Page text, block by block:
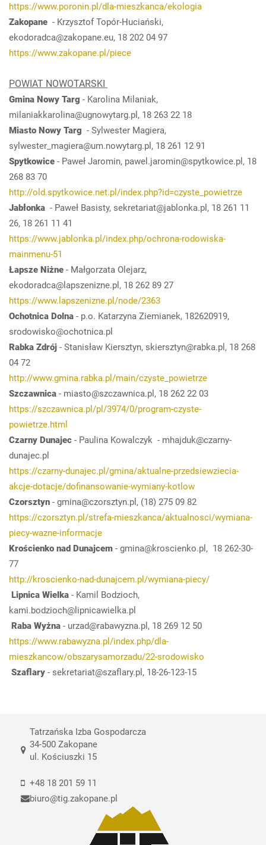
https://www.poronin.pl/dla-mieszkanca/ekologia
Zakopane - Krzysztof Topór-Huciański,
ekodoradca@zakopane.eu, 18 202 04 97
https://www.zakopane.pl/piece
POWIAT NOWOTARSKI
Gmina Nowy Targ - Karolina Milaniak,
milaniakkarolina@ugnowytarg.pl, 18 263 22 18
Miasto Nowy Targ - Sylwester Magiera,
sylwester_magiera@um.nowytarg.pl, 18 261 12 91
Spytkowice - Paweł Jaromin, pawel.jaromin@spytkowice.pl, 18
268 83 70
http://old.spytkowice.net.pl/index.php?id=czyste_powietrze
Jabłonka - Paweł Basisty, sekretariat@jablonka.pl, 18 261 11
26, 18 261 11 41
https://www.jablonka.pl/index.php/ochrona-rodowiska-
mainmenu-51
Łapsze Niżne - Małgorzata Olejarz,
ekodoradca@lapszenizne.pl, 18 262 89 27
https://www.lapszenizne.pl/node/2363
Ochotnica Dolna - p.o. Katarzyna Ziemianek, 182620919,
srodowisko@ochotnica.pl
Rabka Zdrój - Stanisław Kiersztyn, skiersztyn@rabka.pl, 18 268
04 72
http://www.gmina.rabka.pl/main/czyste_powietrze
Szczawnica - miasto@szczawnica.pl, 18 262 22 03
https://szczawnica.pl/pl/3974/0/program-czyste-
powietrze.html
Czarny Dunajec - Paulina Kowalczyk - mhajduk@czarny-
dunajec.pl
https://czarny-dunajec.pl/gmina/aktualne-przedsiewziecia-
akcje-dotacje/dofinansowanie-wymiany-kotlow
Czorsztyn - gmina@czorsztyn.pl, (18) 275 09 82
https://czorsztyn.pl/strefa-mieszkanca/aktualnosci/wymiana-
piecy-wazne-informacje
Krościenko nad Dunajcem - gmina@kroscienko.pl, 18 262-30-
77
http://kroscienko-nad-dunajcem.pl/wymiana-piecy/
Lipnica Wielka - Kamil Bodzioch,
kami.bodzioch@lipnicawielka.pl
Raba Wyżna - urzad@rabawyzna.pl, 18 269 12 50
https://www.rabawyzna.pl/index.php/dla-
mieszkancow/obszarysamorzadu/22-srodowisko
Szaflary - sekretariat@szaflary.pl, 18-26-123-15
Tatrzańska Izba Gospodarcza
34-500 Zakopane
ul. Kościuszki 15
+48 18 201 59 11
biuro@tig.zakopane.pl